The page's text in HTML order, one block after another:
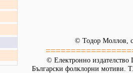
© Тодор Моллов,
© Електронно издателство
Български фолклорни мотиви.